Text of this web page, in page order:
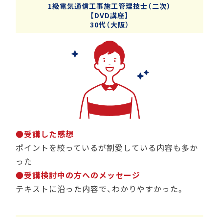
1級電気通信工事施工管理技士（二次）
【DVD講座】
30代（大阪）
●受講した感想
ポイントを絞っているが割愛している内容も多か
った
●受講検討中の方へのメッセージ
テキストに沿った内容で、わかりやすかった。